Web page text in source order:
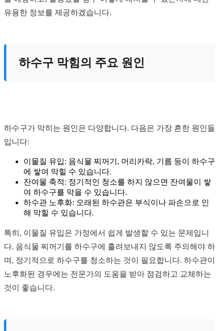
유용한 정보를 제공하겠습니다.
하수구 막힘의 주요 원인
하수구가 막히는 원인은 다양합니다. 다음은 가장 흔한 원인들
입니다:
이물질 유입: 음식물 찌꺼기, 머리카락, 기름 등이 하수구
에 쌓여 막힐 수 있습니다.
잔여물 축적: 정기적인 청소를 하지 않으면 잔여물이 쌓
여 하수구를 막을 수 있습니다.
하수관 노후화: 오래된 하수관은 부식이나 파손으로 인
해 막힐 수 있습니다.
특히, 이물질 유입은 가정에서 쉽게 발생할 수 있는 문제입니
다. 음식물 찌꺼기를 하수구에 흘려보내지 않도록 주의해야 하
며, 정기적으로 하수구를 청소하는 것이 필요합니다. 하수관이
노후화된 경우에는 전문가의 도움을 받아 점검하고 교체하는
것이 좋습니다.